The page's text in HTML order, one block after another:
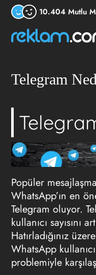
10.404 Mutlu
Telegram
Popüler
WhatsApp’ın en
Telegram oluyor.
kullanıcı sayısını
Hatırladığınız
WhatsApp
problemiyle